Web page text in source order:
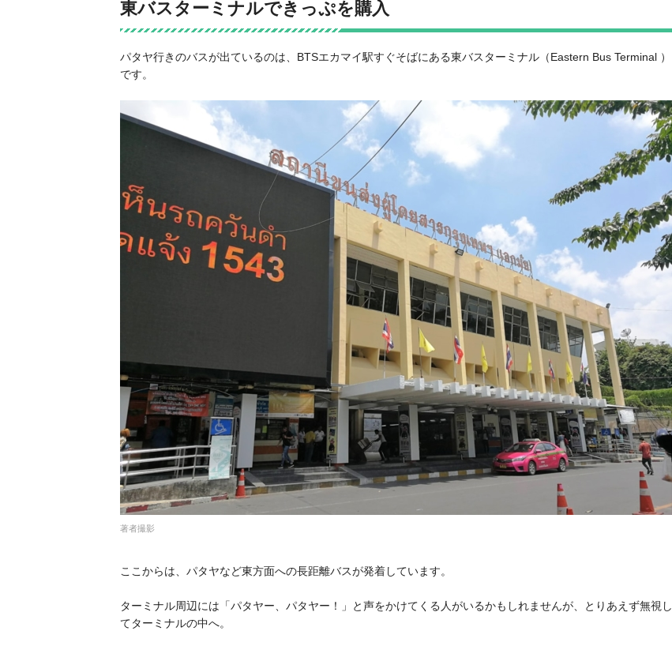
東バスターミナルできっぷを購入
パタヤ行きのバスが出ているのは、BTSエカマイ駅すぐそばにある東バスターミナル（Eastern Bus Terminal ）
です。
著者撮影
ここからは、パタヤなど東方面への長距離バスが発着しています。
ターミナル周辺には「パタヤー、パタヤー！」と声をかけてくる人がいるかもしれませんが、とりあえず無視し
てターミナルの中へ。